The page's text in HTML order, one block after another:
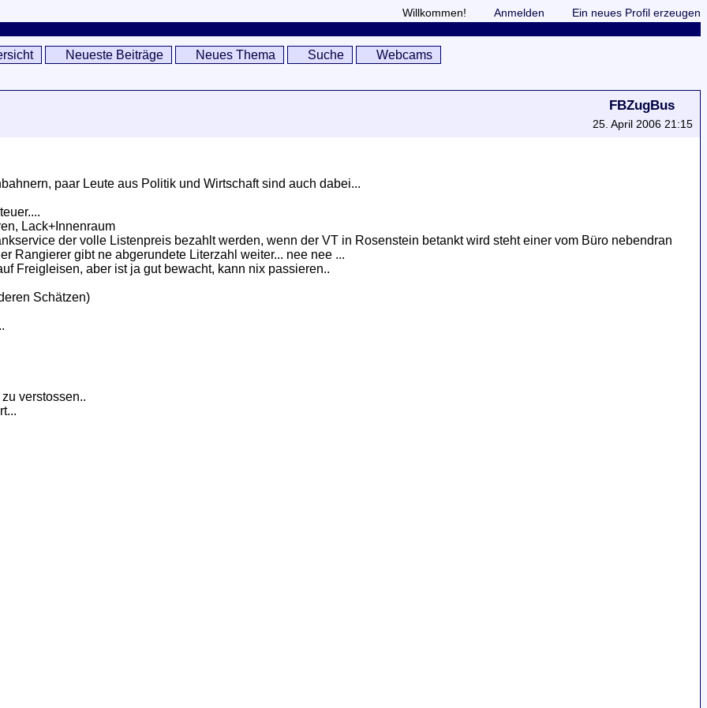
Willkommen! Anmelden Ein neues Profil erzeugen
Neueste Beiträge Neues Thema Suche Webcams
FBZugBus
25. April 2006 21:15
paar Leute aus Politik und Wirtschaft sind auch dabei...
Lack+Innenraum
der volle Listenpreis bezahlt werden, wenn der VT in Rosenstein betankt wird steht einer vom Büro nebendran
Rangierer gibt ne abgerundete Literzahl weiter... nee nee ...
Freigleisen, aber ist ja gut bewacht, kann nix passieren..
Schätzen)
verstossen..